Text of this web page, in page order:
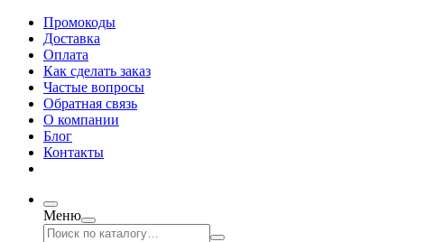
Промокоды
Доставка
Оплата
Как сделать заказ
Частые вопросы
Обратная связь
О компании
Блог
Контакты
Меню